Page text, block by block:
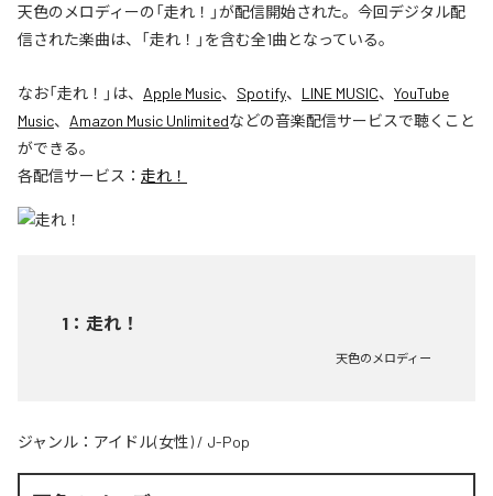
天色のメロディーの「走れ！」が配信開始された。今回デジタル配
信された楽曲は、「走れ！」を含む全1曲となっている。
なお「走れ！ 」は、 Apple Music、 Spotify、 LINE MUSIC、 YouTube
Music、 Amazon Music Unlimitedなどの音楽配信サービスで聴くこと
ができる。
各配信サービス： 走れ！
1 ： 走れ！
天色のメロディー
ジャンル： アイドル(女性) / J-Pop